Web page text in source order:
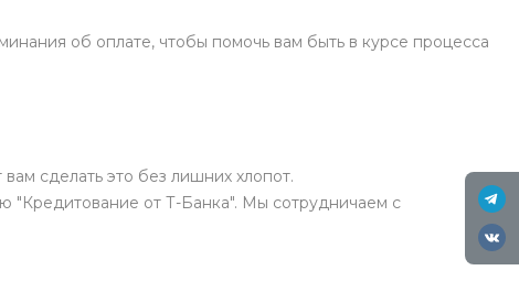
об оплате, чтобы помочь вам быть в курсе процесса
сделать это без лишних хлопот.
"Кредитование от Т-Банка". Мы сотрудничаем с